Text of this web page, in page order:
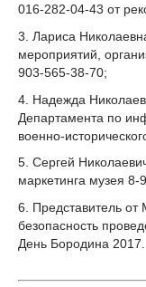
016-282-04-43 от
3. Лариса
мероприятий,
903-565-38-70;
4. Надежда
Департамента по
военно-
5. Сергей
маркетинга музея
6. Представитель
безопасность
День Бородина 2017.